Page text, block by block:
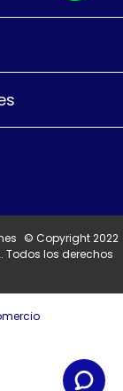
© Copyright 2022
Todos los derechos